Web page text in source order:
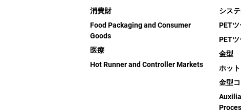
消費財
Food Packaging and Consumer
Goods
医療
Hot Runner and Controller Markets
シス
PET
PET
金型
ホッ
金型